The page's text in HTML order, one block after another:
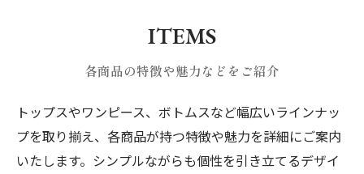
ITEMS
各商品の特徴や魅力などをご紹介
トップスやワンピース、ボトムスなど幅広いラインナッ
プを取り揃え、各商品が持つ特徴や魅力を詳細にご案内
いたします。シンプルながらも個性を引き立てるデザイ